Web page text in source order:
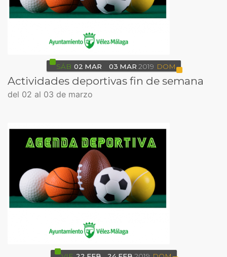
SÁB 02 MAR 03 MAR 2019 DOM
Actividades deportivas fin de semana
del 02 al 03 de marzo